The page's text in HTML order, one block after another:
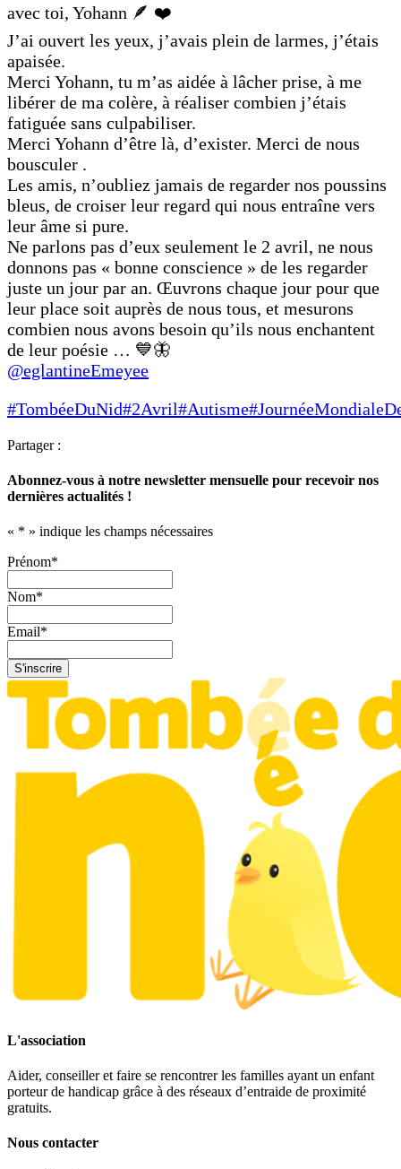
avec toi, Yohann 🪶 ❤️
J’ai ouvert les yeux, j’avais plein de larmes, j’étais
apaisée.
Merci Yohann, tu m’as aidée à lâcher prise, à me
libérer de ma colère, à réaliser combien j’étais
fatiguée sans culpabiliser.
Merci Yohann d’être là, d’exister. Merci de nous
bousculer .
Les amis, n’oubliez jamais de regarder nos poussins
bleus, de croiser leur regard qui nous entraîne vers
leur âme si pure.
Ne parlons pas d’eux seulement le 2 avril, ne nous
donnons pas « bonne conscience » de les regarder
juste un jour par an. Œuvrons chaque jour pour que
leur place soit auprès de nous tous, et mesurons
combien nous avons besoin qu’ils nous enchantent
de leur poésie … 💙🦋
@eglantineEmeyee
#TombéeDuNid#2Avril#Autisme
Partager :
Abonnez-vous à notre newsletter mensuelle pour recevoir nos
dernières actualités !
« * » indique les champs nécessaires
Prénom*
Nom*
Email*
S'inscrire
L'association
Aider, conseiller et faire se rencontrer les familles ayant un enfant
porteur de handicap grâce à des réseaux d’entraide de proximité
gratuits.
Nous contacter